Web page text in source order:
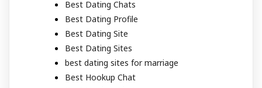
Best Dating Chats
Best Dating Profile
Best Dating Site
Best Dating Sites
best dating sites for marriage
Best Hookup Chat